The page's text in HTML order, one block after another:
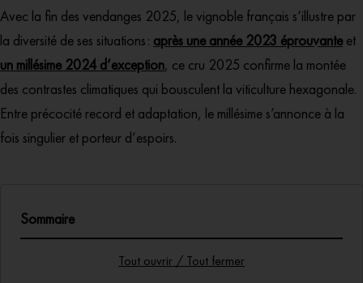
Avec la fin des vendanges 2025, le vignoble français s’illustre par
la diversité de ses situations : après une année 2023 éprouvanteet
un millésime 2024 d’exception, ce cru 2025 confirme la montée
des contrastes climatiques qui bousculent la viticulture hexagonale.
Entre précocité record et adaptation, le millésime s’annonce à la
fois singulier et porteur d’espoirs.
Sommaire
Tout ouvrir / Tout fermer